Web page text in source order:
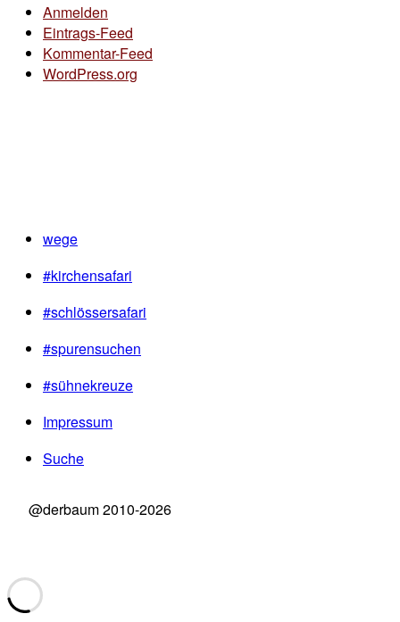
Anmelden
Eintrags-Feed
Kommentar-Feed
WordPress.org
wege
#kirchensafari
#schlössersafari
#spurensuchen
#sühnekreuze
Impressum
Suche
@derbaum 2010-2026